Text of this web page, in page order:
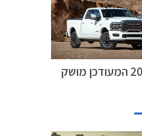
ראם 2025 המעודכן מושק